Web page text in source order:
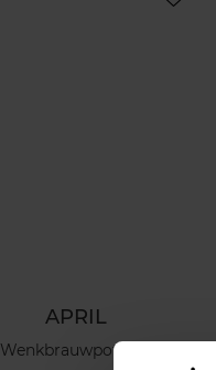
APRIL
Wenkbrauwpotlood